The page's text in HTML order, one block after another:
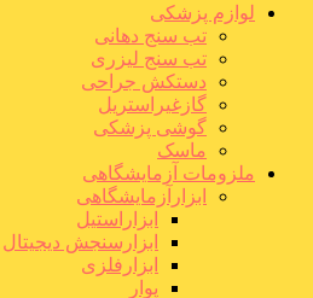
لوازم پزشکی
تب سنج دهانی
تب سنج لیزری
دستکش جراحی
گازغیراستریل
گوشی پزشکی
ماسک
ملزومات آزمایشگاهی
ابزارآزمایشگاهی
ابزاراستیل
ابزارسنجش دیجیتال
ابزارفلزی
پوار